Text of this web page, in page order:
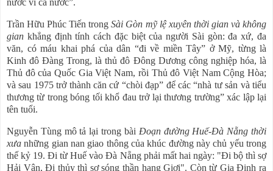
nước vì cả nước”.
Trần Hữu Phúc Tiến trongSài Gòn mỹ lệ xuyên thời gian và không
gian khẳng định tính cách đặc biệt của người Sài gòn: đa xứ, đa
văn, có máu khai phá của dân “đi về miền Tây” ở Mỹ, từng là
Kinh đô Đàng Trong, là thủ đô Đông Dương công nghiệp hóa, là
Thủ đô của Quốc Gia Việt Nam, rồi Thủ đô Việt Nam Cộng Hòa;
và sau 1975 trở thành căn cứ “chòi đạp” để các “nhà tư sản và tiểu
thương từ trong bóng tối khổ đau trở lại thương trường” xác lập lại
tên tuổi.
Nguyễn Tùng mô tả lại trong bài Đoạn đường Huế-Đà Nẵng thời
xưa những gian nan giao thông của khúc đường này chủ yếu trong
thế kỷ 19. Đi từ Huế vào Đà Nẵng phải mất hai ngày: "Đi bộ thì sợ
Hải Vân, Đi thủy thì sợ sóng thần hang Giơi". Còn từ Gia Định ra